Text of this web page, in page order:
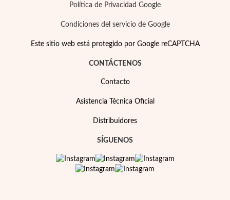
Política de Privacidad Google
Condiciones del servicio de Google
Este sitio web está protegido por Google reCAPTCHA
CONTÁCTENOS
Contacto
Asistencia Técnica Oficial
Distribuidores
SÍGUENOS